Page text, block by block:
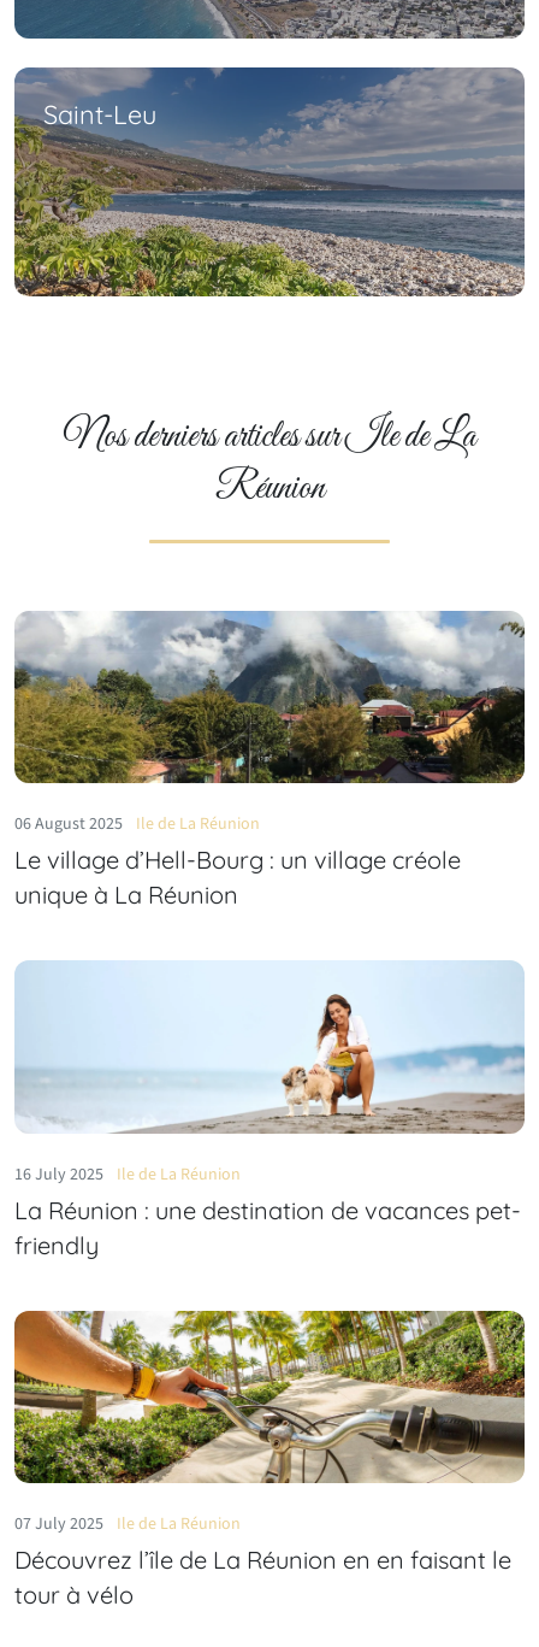
Saint-Leu
Nos derniers articles sur Ile de La
Réunion
06 August 2025 Ile de La Réunion
Le village d’Hell‑Bourg : un village créole
unique à La Réunion
16 July 2025 Ile de La Réunion
La Réunion : une destination de vacances pet-
friendly
07 July 2025 Ile de La Réunion
Découvrez l’île de La Réunion en en faisant le
tour à vélo